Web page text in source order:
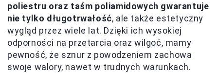
poliestru oraz taśm poliamidowych gwarantuje
nie tylko długotrwałość, ale także estetyczny
wygląd przez wiele lat. Dzięki ich wysokiej
odporności na przetarcia oraz wilgoć, mamy
pewność, że sznur z powodzeniem zachowa
swoje walory, nawet w trudnych warunkach.